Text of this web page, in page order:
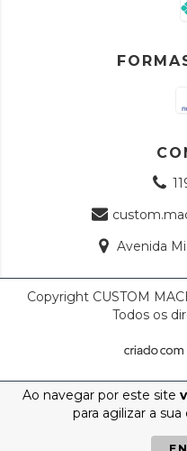
Ao navegar por este site
para agilizar a
Avenida
Copyright CUSTOM
Todos os